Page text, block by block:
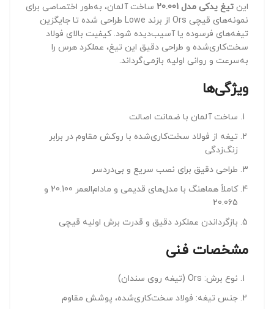
این تیغ یدکی مدل 20.001
ساخت آلمان، به‌طور اختصاصی برای
نمونه‌های قیچی Ors از برند Lowe طراحی شده تا جایگزین
تیغه‌های فرسوده یا آسیب‌دیده شود. کیفیت بالای فولاد
سخت‌کاری‌شده و طراحی دقیق این تیغ، عملکرد هرس را
به‌سرعت و روانی اولیه بازمی‌گرداند.
ویژگی‌ها
ساخت آلمان با ضمانت اصالت
تیغه از فولاد سخت‌کاری‌شده با روکش مقاوم در برابر
زنگ‌زدگی
طراحی دقیق برای نصب سریع و بی‌دردسر
کاملاً هماهنگ با مدل‌های قدیمی و مادام‌العمر 20.100 و
20.065
بازگرداندن عملکرد دقیق و قدرت برش اولیه قیچی
مشخصات فنی
نوع برش: Ors (تیغه روی سندان)
جنس تیغه: فولاد سخت‌کاری‌شده، پوشش مقاوم